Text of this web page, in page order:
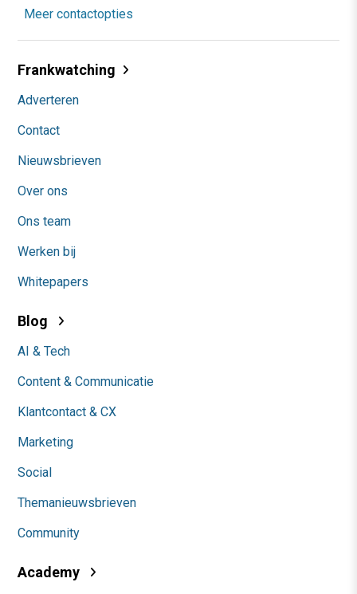
Meer contactopties
Frankwatching
Adverteren
Contact
Nieuwsbrieven
Over ons
Ons team
Werken bij
Whitepapers
Blog
AI & Tech
Content & Communicatie
Klantcontact & CX
Marketing
Social
Themanieuwsbrieven
Community
Academy